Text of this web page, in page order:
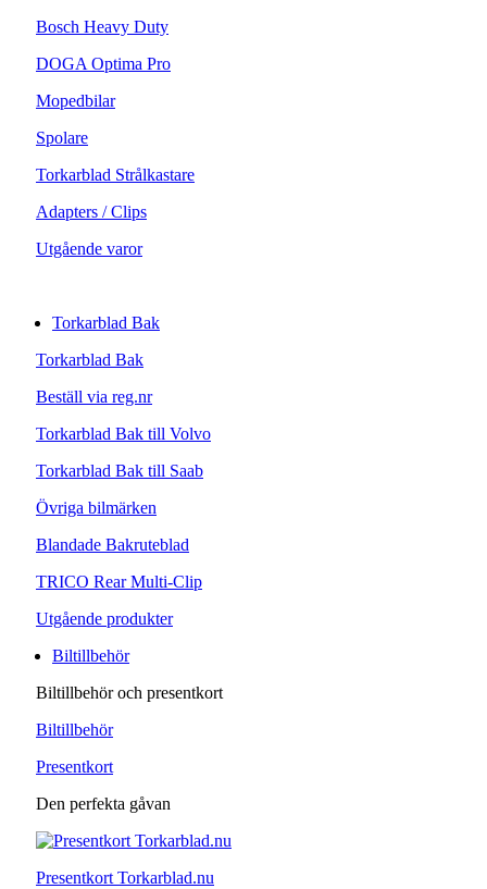
Bosch Heavy Duty
DOGA Optima Pro
Mopedbilar
Spolare
Torkarblad Strålkastare
Adapters / Clips
Utgående varor
Torkarblad Bak
Torkarblad Bak
Beställ via reg.nr
Torkarblad Bak till Volvo
Torkarblad Bak till Saab
Övriga bilmärken
Blandade Bakruteblad
TRICO Rear Multi-Clip
Utgående produkter
Biltillbehör
Biltillbehör och presentkort
Biltillbehör
Presentkort
Den perfekta gåvan
Presentkort Torkarblad.nu